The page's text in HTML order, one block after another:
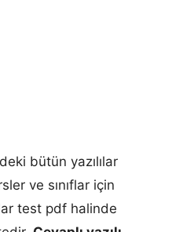
bütün yazılılar
ve sınıflar için
test pdf halinde